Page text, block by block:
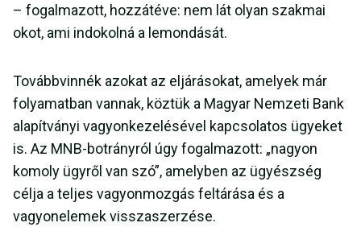
– fogalmazott, hozzátéve: nem lát olyan szakmai
okot, ami indokolná a lemondását.
Továbbvinnék azokat az eljárásokat, amelyek már
folyamatban vannak, köztük a Magyar Nemzeti Bank
alapítványi vagyonkezelésével kapcsolatos ügyeket
is. Az MNB-botrányról úgy fogalmazott: „nagyon
komoly ügyről van szó”, amelyben az ügyészség
célja a teljes vagyonmozgás feltárása és a
vagyonelemek visszaszerzése.